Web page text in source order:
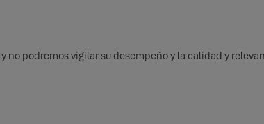
no podremos vigilar su desempeño y la calidad y